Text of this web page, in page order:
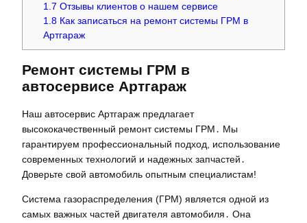
1.7 Отзывы клиентов о нашем сервисе
1.8 Как записаться на ремонт системы ГРМ в
Артгараж
Ремонт системы ГРМ в
автосервисе Артгараж
Наш автосервис Артгараж предлагает
высококачественный ремонт системы ГРМ․ Мы
гарантируем профессиональный подход, использование
современных технологий и надежных запчастей․
Доверьте свой автомобиль опытным специалистам!
Система газораспределения (ГРМ) является одной из
самых важных частей двигателя автомобиля․ Она